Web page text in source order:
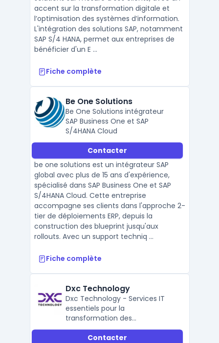
accent sur la transformation digitale et
l’optimisation des systèmes d’information.
L'intégration des solutions SAP, notamment
SAP S/4 HANA, permet aux entreprises de
bénéficier d'un E ...
Fiche complète
Be One Solutions
Be One Solutions intégrateur
SAP Business One et SAP
S/4HANA Cloud
Contacter
be one solutions est un intégrateur SAP
global avec plus de 15 ans d'expérience,
spécialisé dans SAP Business One et SAP
S/4HANA Cloud. Cette entreprise
accompagne ses clients dans l'approche 2-
tier de déploiements ERP, depuis la
construction des blueprint jusqu'aux
rollouts. Avec un support techniq ...
Fiche complète
Dxc Technology
Dxc Technology - Services IT
essentiels pour la
transformation des
organisations
Contacter